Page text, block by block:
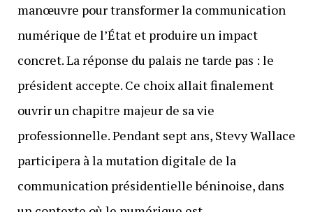
manœuvre pour transformer la communication
numérique de l’État et produire un impact
concret. La réponse du palais ne tarde pas : le
président accepte. Ce choix allait finalement
ouvrir un chapitre majeur de sa vie
professionnelle. Pendant sept ans, Stevy Wallace
participera à la mutation digitale de la
communication présidentielle béninoise, dans